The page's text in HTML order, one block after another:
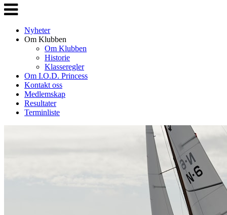
Veksle
navigasjon
Nyheter
Om Klubben
Om Klubben
Historie
Klasseregler
Om I.O.D. Princess
Kontakt oss
Medlemskap
Resultater
Terminliste